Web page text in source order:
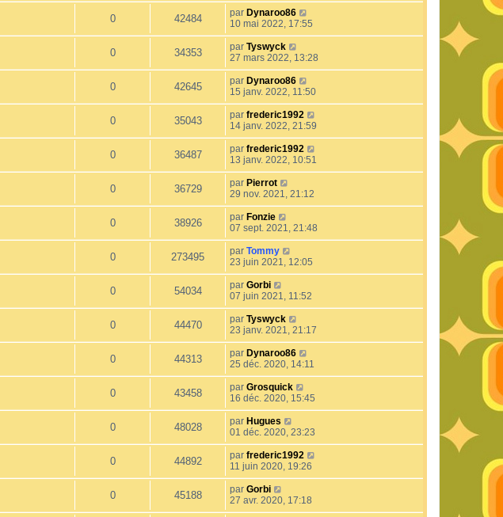
0 42484 par Dynaroo86
10 mai 2022, 17:55
0 34353 par Tyswyck
27 mars 2022, 13:28
0 42645 par Dynaroo86
15 janv. 2022, 11:50
0 35043 par frederic1992
14 janv. 2022, 21:59
0 36487 par frederic1992
13 janv. 2022, 10:51
0 36729 par Pierrot
29 nov. 2021, 21:12
0 38926 par Fonzie
07 sept. 2021, 21:48
0 273495 par Tommy
23 juin 2021, 12:05
0 54034 par Gorbi
07 juin 2021, 11:52
0 44470 par Tyswyck
23 janv. 2021, 21:17
0 44313 par Dynaroo86
25 déc. 2020, 14:11
0 43458 par Grosquick
16 déc. 2020, 15:45
0 48028 par Hugues
01 déc. 2020, 23:23
0 44892 par frederic1992
11 juin 2020, 19:26
0 45188 par Gorbi
27 avr. 2020, 17:18